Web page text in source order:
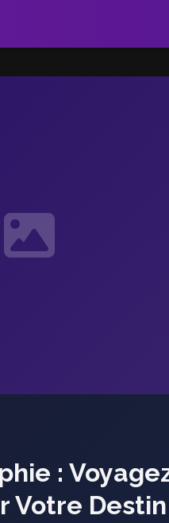
:
Votre